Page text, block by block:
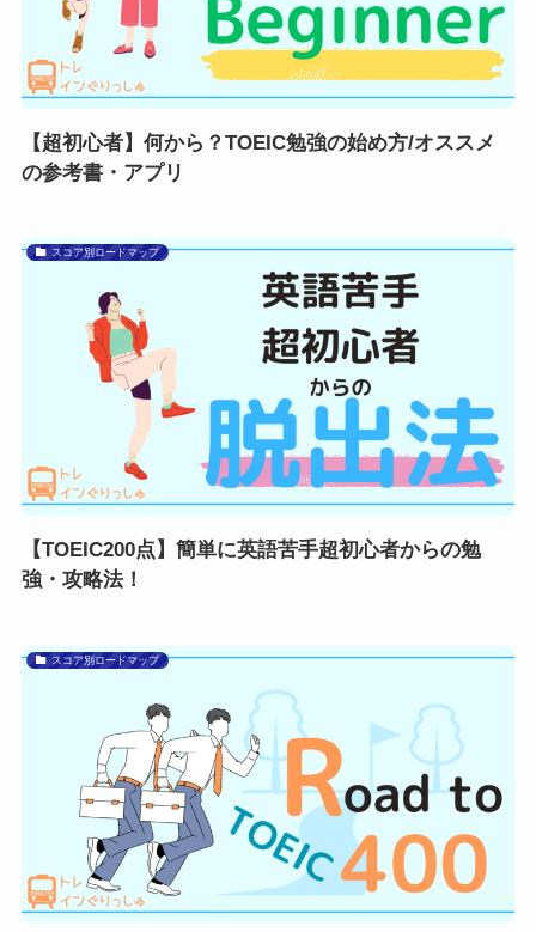
【超初心者】何から？TOEIC勉強の始め方/オススメ
の参考書・アプリ
スコア別ロードマップ
【TOEIC200点】簡単に英語苦手超初心者からの勉
強・攻略法！
スコア別ロードマップ